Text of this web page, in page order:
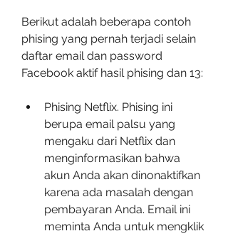
Berikut adalah beberapa contoh
phising yang pernah terjadi selain
daftar email dan password
Facebook aktif hasil phising dan 13:
Phising Netflix. Phising ini
berupa email palsu yang
mengaku dari Netflix dan
menginformasikan bahwa
akun Anda akan dinonaktifkan
karena ada masalah dengan
pembayaran Anda. Email ini
meminta Anda untuk mengklik